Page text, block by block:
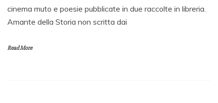
cinema muto e poesie pubblicate in due raccolte in libreria.
Amante della Storia non scritta dai
Read More